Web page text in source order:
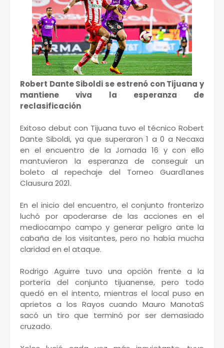
Robert Dante Siboldi se estrenó con Tijuana y
mantiene viva la esperanza de
reclasificación
Exitoso debut con Tijuana tuvo el técnico Robert
Dante Siboldi, ya que superaron 1 a 0 a Necaxa
en el encuentro de la Jornada 16 y con ello
mantuvieron la esperanza de conseguir un
boleto al repechaje del Torneo Guard1anes
Clausura 2021.
En el inicio del encuentro, el conjunto fronterizo
luchó por apoderarse de las acciones en el
mediocampo campo y generar peligro ante la
cabaña de los visitantes, pero no había mucha
claridad en el ataque.
Rodrigo Aguirre tuvo una opción frente a la
portería del conjunto tijuanense, pero todo
quedó en el intento, mientras el local puso en
aprietos a los Rayos cuando Mauro ManotaS
sacó un tiro que terminó por ser demasiado
cruzado.